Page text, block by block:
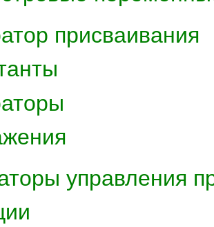
присваивания
управления